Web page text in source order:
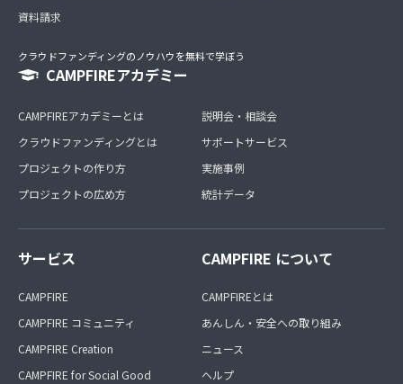
資料請求
クラウドファンディングのノウハウを無料で学ぼう
CAMPFIREアカデミー
CAMPFIREアカデミーとは
クラウドファンディングとは
プロジェクトの作り方
プロジェクトの広め方
説明会・相談会
サポートサービス
実施事例
統計データ
サービス
CAMPFIRE
CAMPFIRE コミュニティ
CAMPFIRE Creation
CAMPFIRE for Social Good
CAMPFIRE について
CAMPFIREとは
あんしん・安全への取り組み
ニュース
ヘルプ